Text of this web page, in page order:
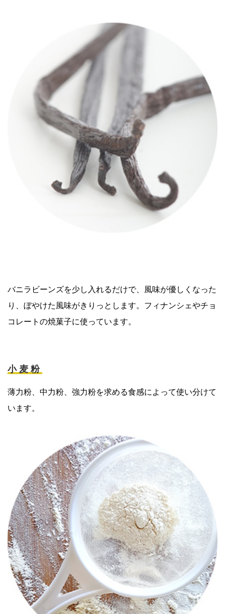
バニラビーンズを少し入れるだけで、風味が優しくなった
り、ぼやけた風味がきりっとします。フィナンシェやチョ
コレートの焼菓子に使っています。
小麦粉
薄力粉、中力粉、強力粉を求める食感によって使い分けて
います。